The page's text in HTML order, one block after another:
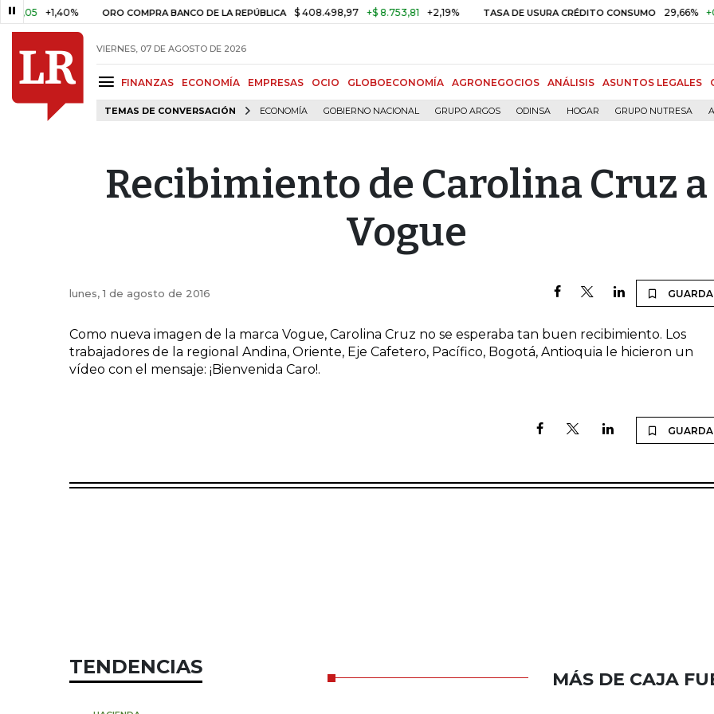
+1,40% ORO COMPRA BANCO DE LA REPÚBLICA $ 408.498,97 +$ 8.753,81 +2,19% TASA DE USURA CRÉDITO CONSUMO 29,66%
VIERNES, 07 DE AGOSTO DE 2026
FINANZAS ECONOMÍA EMPRESAS OCIO GLOBOECONOMÍA AGRONEGOCIOS ANÁLISIS ASUNTOS LEGALES
TEMAS DE CONVERSACIÓN ECONOMÍA GOBIERNO NACIONAL GRUPO ARGOS ODINSA HOGAR GRUPO NUTRESA
Recibimiento de Carolina Cruz a
Vogue
lunes, 1 de agosto de 2016
Como nueva imagen de la marca Vogue, Carolina Cruz no se esperaba tan buen recibimiento. Los
trabajadores de la regional Andina, Oriente, Eje Cafetero, Pacífico, Bogotá, Antioquia le hicieron un
vídeo con el mensaje: ¡Bienvenida Caro!.
TENDENCIAS
MÁS DE CAJA